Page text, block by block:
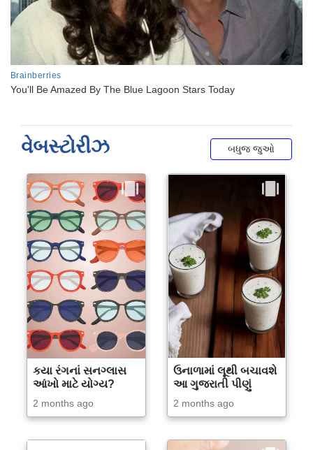
વેબસ્ટોરીઝ બધુજ જુઓ
કયા રંગનાં સનગ્લાસ
આંખો માટે યોગ્ય?
2 months ago
ઉનાળામાં લૂથી બચાવશે
આ ગુજરાતી પીણું
2 months ago